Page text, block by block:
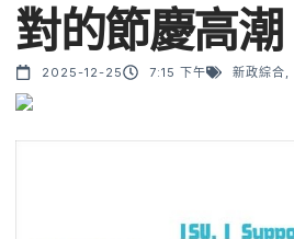
對的節慶高潮
2025-12-25 7:15 下午 新政綜合